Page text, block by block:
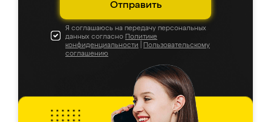
Отправить
Я соглашаюсь на передачу персональных
данных согласно Политике
конфиденциальности
Пользовательскому
соглашению